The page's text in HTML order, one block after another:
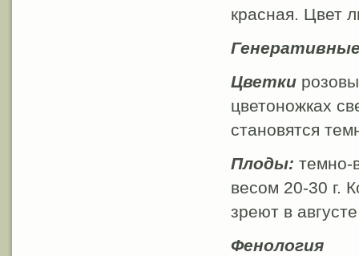
красная. Цвет
Цветки
цветоножках
становятся
Плоды: темно-
весом 20-30 г.
зреют в
Фенология